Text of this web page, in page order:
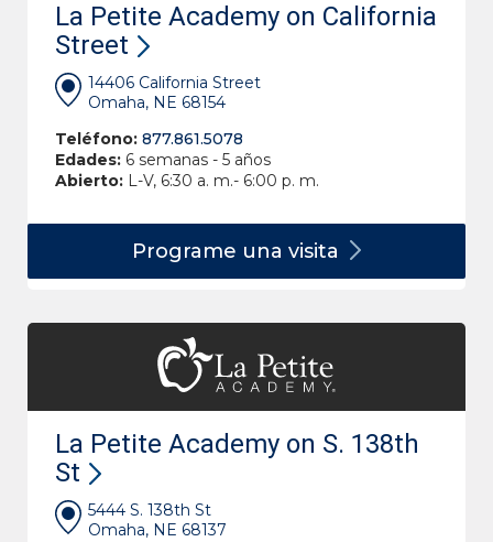
La Petite Academy on California
Street
14406 California Street
Omaha, NE 68154
Teléfono: 877.861.5078
Edades: 6 semanas - 5 años
Abierto: L-V, 6:30 a. m.- 6:00 p. m.
Programe una visita
La Petite Academy on S. 138th
St
5444 S. 138th St
Omaha, NE 68137